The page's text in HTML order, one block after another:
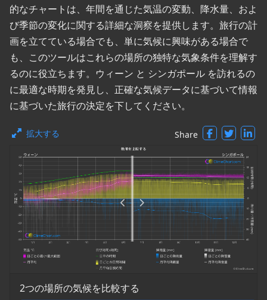
的なチャートは、年間を通じた気温の変動、降水量、およ
び季節の変化に関する詳細な洞察を提供します。旅行の計
画を立てている場合でも、単に気候に興味がある場合で
も、このツールはこれらの場所の独特な気象条件を理解す
るのに役立ちます。ウィーン と シンガポール を訪れるの
に最適な時期を発見し、正確な気候データに基づいて情報
に基づいた旅行の決定を下してください。
拡大する Share
2つの場所の気候を比較する